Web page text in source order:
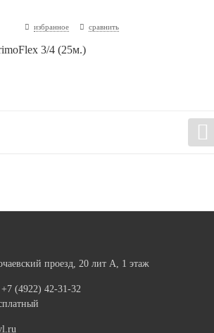
избранное сравнить
3/4 (25м.)
проезд, 20 лит А, 1 этаж
(4922) 42-31-32